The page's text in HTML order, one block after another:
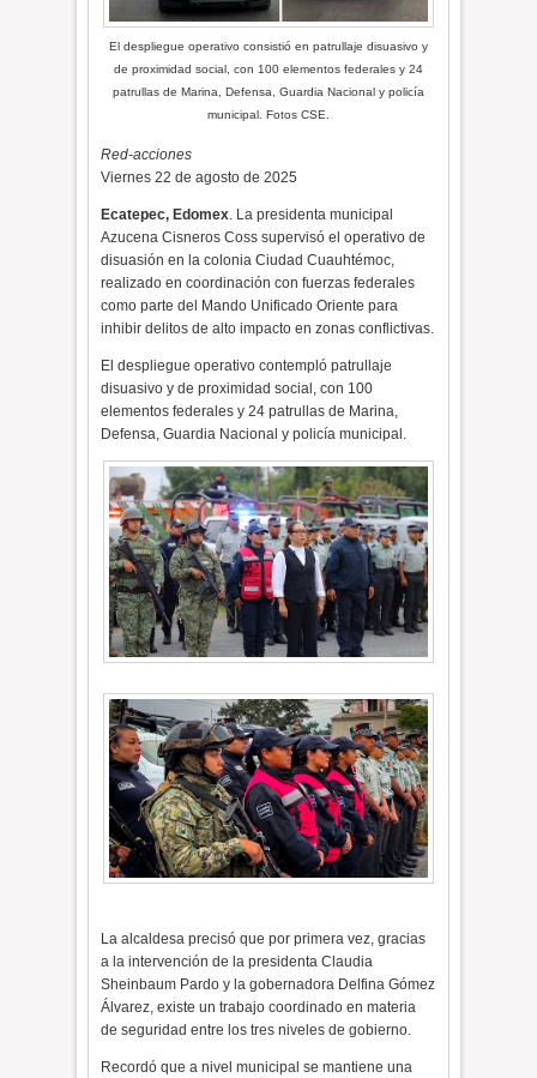
El despliegue operativo consistió en patrullaje disuasivo y
de proximidad social, con 100 elementos federales y 24
patrullas de Marina, Defensa, Guardia Nacional y policía
municipal. Fotos CSE.
Red-acciones
Viernes 22 de agosto de 2025
Ecatepec, Edomex. La presidenta municipal
Azucena Cisneros Coss supervisó el operativo de
disuasión en la colonia Ciudad Cuauhtémoc,
realizado en coordinación con fuerzas federales
como parte del Mando Unificado Oriente para
inhibir delitos de alto impacto en zonas conflictivas.
El despliegue operativo contempló patrullaje
disuasivo y de proximidad social, con 100
elementos federales y 24 patrullas de Marina,
Defensa, Guardia Nacional y policía municipal.
La alcaldesa precisó que por primera vez, gracias
a la intervención de la presidenta Claudia
Sheinbaum Pardo y la gobernadora Delfina Gómez
Álvarez, existe un trabajo coordinado en materia
de seguridad entre los tres niveles de gobierno.
Recordó que a nivel municipal se mantiene una